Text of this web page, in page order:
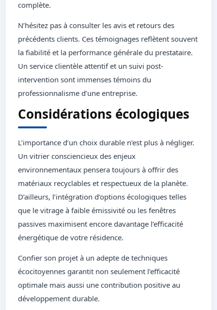
complète.
N’hésitez pas à consulter les avis et retours des
précédents clients. Ces témoignages reflètent souvent
la fiabilité et la performance générale du prestataire.
Un service clientèle attentif et un suivi post-
intervention sont immenses témoins du
professionnalisme d’une entreprise.
Considérations écologiques
L’importance d’un choix durable n’est plus à négliger.
Un vitrier consciencieux des enjeux
environnementaux pensera toujours à offrir des
matériaux recyclables et respectueux de la planète.
D’ailleurs, l’intégration d’options écologiques telles
que le vitrage à faible émissivité ou les fenêtres
passives maximisent encore davantage l’efficacité
énergétique de votre résidence.
Confier son projet à un adepte de techniques
écocitoyennes garantit non seulement l’efficacité
optimale mais aussi une contribution positive au
développement durable.